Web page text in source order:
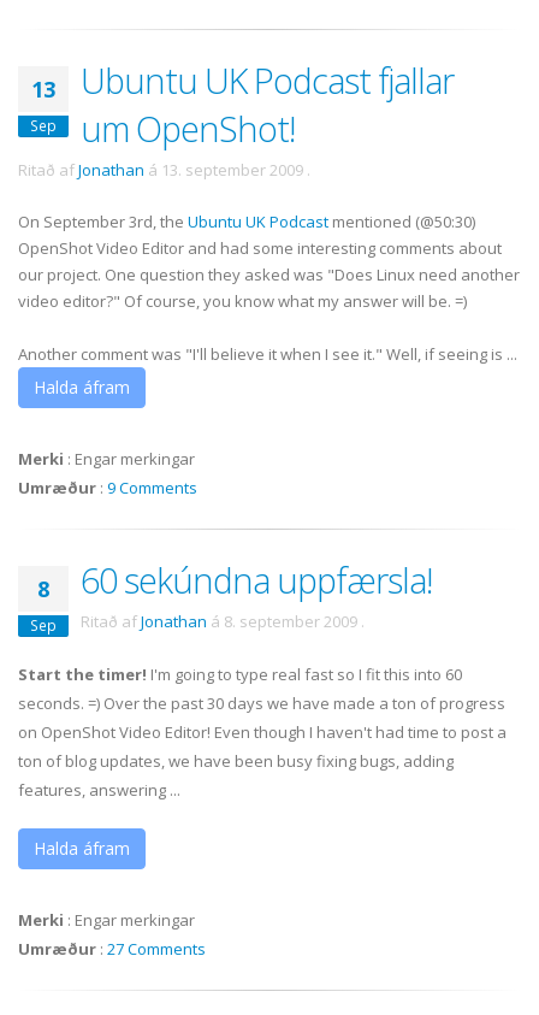
13
Sep
Ubuntu UK Podcast fjallar
um OpenShot!
Ritað afJonathan á 13. september 2009 .
On September 3rd, the Ubuntu UK Podcast mentioned (@50:30)
OpenShot Video Editor and had some interesting comments about
our project. One question they asked was "Does Linux need another
video editor?" Of course, you know what my answer will be. =)
Another comment was "I'll believe it when I see it." Well, if seeing is ...
Halda áfram
Merki : Engar merkingar
Umræður : 9 Comments
8
Sep
60 sekúndna uppfærsla!
Ritað afJonathan á 8. september 2009 .
Start the timer! I'm going to type real fast so I fit this into 60
seconds. =) Over the past 30 days we have made a ton of progress
on OpenShot Video Editor! Even though I haven't had time to post a
ton of blog updates, we have been busy fixing bugs, adding
features, answering ...
Halda áfram
Merki : Engar merkingar
Umræður : 27 Comments